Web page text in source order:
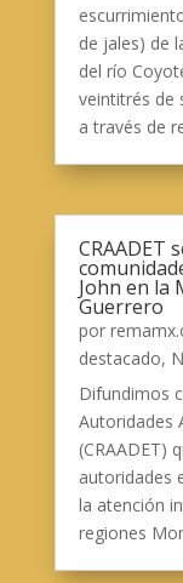
de jales) de
del río
veintitrés de
a través de
CRAADET
John en la
Guerrero
por
destacado,
Difundimos
Autoridades
(CRAADET)
autoridades
la atención
regiones